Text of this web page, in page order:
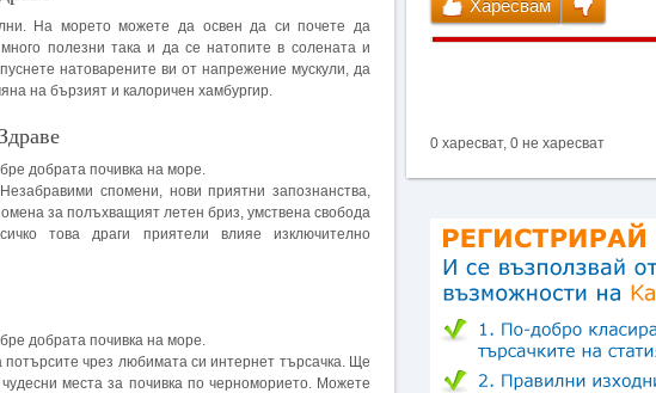
На морето можете да освен да си почете да
полезни така и да се натопите в солената и
натоварените ви от напрежение мускули, да
на бързият и калоричен хамбургир.
добрата почивка на море.
спомени, нови приятни запознанства,
за полъхващият летен бриз, умствена свобода
това драги приятели влияе изключително
добрата почивка на море.
чрез любимата си интернет търсачка. Ще
места за почивка по черноморието. Можете
Харесвам
0 харесват, 0 не харесват